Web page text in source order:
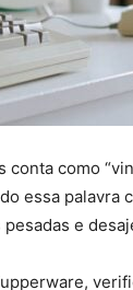
como
essa palavra
e